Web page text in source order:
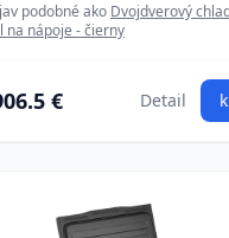
podobné ako Dvojdverový
na nápoje - čierny
€ Detail